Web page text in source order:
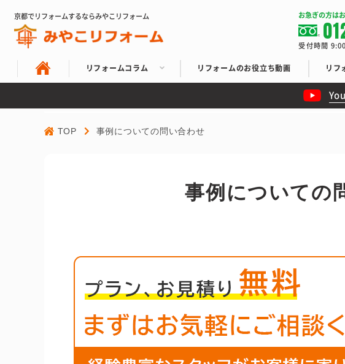
京都でリフォームするならみやこリフォーム お急ぎの方は
受付時間
リフォームコラム リフォームのお役立ち動画 リフ
TOP 事例についての問い合わせ
事例についての